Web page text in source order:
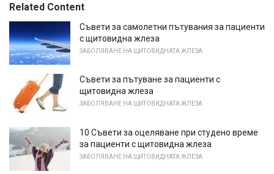
Related Content
Съвети за самолетни пътувания за пациенти
с щитовидна жлеза
ЗАБОЛЯВАНЕ НА ЩИТОВИДНАТА ЖЛЕЗА
Съвети за пътуване за пациенти с
щитовидна жлеза
ЗАБОЛЯВАНЕ НА ЩИТОВИДНАТА ЖЛЕЗА
10 Съвети за оцеляване при студено време
за пациенти с щитовидна жлеза
ЗАБОЛЯВАНЕ НА ЩИТОВИДНАТА ЖЛЕЗА